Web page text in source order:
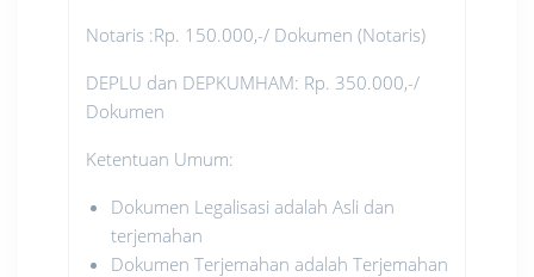
Notaris :Rp. 150.000,-/ Dokumen (Notaris)
DEPLU dan DEPKUMHAM: Rp. 350.000,-/
Dokumen
Ketentuan Umum:
Dokumen Legalisasi adalah Asli dan
terjemahan
Dokumen Terjemahan adalah Terjemahan